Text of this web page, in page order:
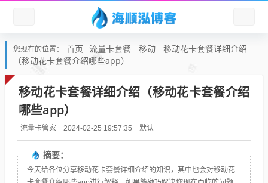
您现在的位置： 首页 流量卡套餐 移动
移动花卡套餐详细介绍
（移动花卡套餐介绍哪些app）
移动花卡套餐详细介绍（移动花卡套餐介绍
哪些app）
流量卡管家 2024-02-25 19:57:35 默认
摘要：
今天给各位分享移动花卡套餐详细介绍的知识，其中也会对移动花